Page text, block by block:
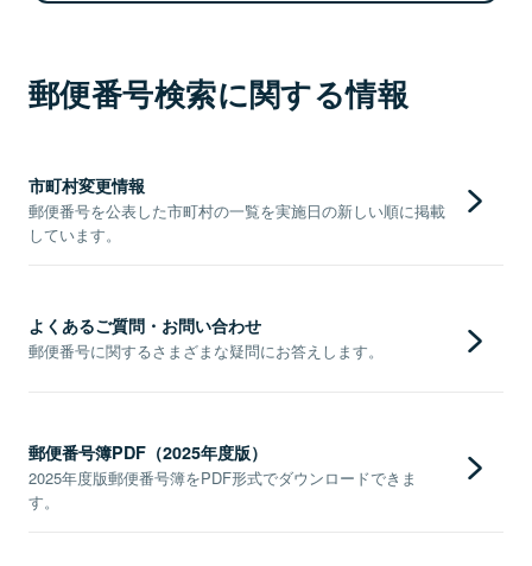
郵便番号検索に関する情報
市町村変更情報
郵便番号を公表した市町村の一覧を実施日の新しい順に掲載
しています。
よくあるご質問・お問い合わせ
郵便番号に関するさまざまな疑問にお答えします。
郵便番号簿PDF（2025年度版）
2025年度版郵便番号簿をPDF形式でダウンロードできま
す。